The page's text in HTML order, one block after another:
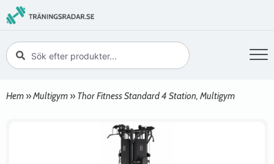
Hem »Multigym » Thor Fitness Standard 4 Station, Multigym